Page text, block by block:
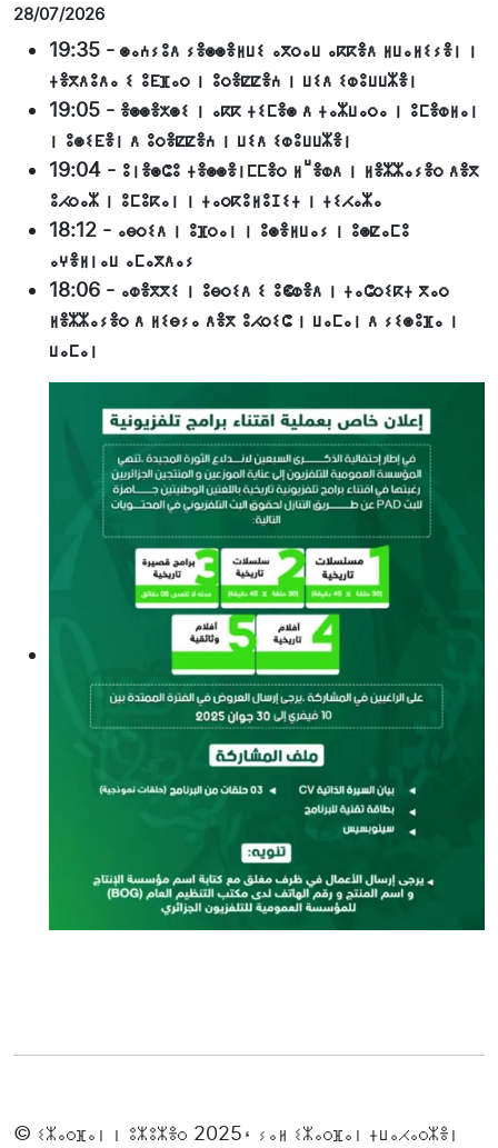
28/07/2026
19:35 - ⵙⴰⵄⵢⵓⴷ ⵢⴻⵙⵙⴻⵍⵡⵉ ⴰⴳⵔⴰⵡ ⴰⴽⴽⴻⴷ ⵍⵡⴰⵍⵉⵢⴻⵏ ⵏ
ⵜⴻⴳⴷⵓⴷⴰ ⵉ ⵓⴹⴼⴰⵔ ⵏ ⵓⵔⴻⵇⵇⴻⵄ ⵏ ⵡⵉⴷ ⵉⵀⵓⵡⵡⵣⴻⵏ
19:05 - ⴻⵙⵙⴻⵅⵙⵉ ⵏ ⴰⴽⴽ ⵜⵉⵎⴻⵙ ⴷ ⵜⴰⵣⵡⴰⵔⴰ ⵏ ⵓⵎⴻⵀⵍⴰⵏ
ⵏ ⵓⵙⵉⴹⴻⵏ ⴷ ⵓⵔⴻⵇⵇⴻⵄ ⵏ ⵡⵉⴷ ⵉⵀⵓⵡⵡⵣⴻⵏ
19:04 - ⵓⵏⴻⵙⵛⵓ ⵜⴻⵙⵙⴻⵏⵎⵎⴻⵔ ⵍⵯⴻⵀⴷ ⵏ ⵍⴻⵣⵣⴰⵢⴻⵔ ⴷⴻⴳ
ⵓⵃⵔⴰⵣ ⵏ ⵓⵎⵓⴽⴰⵏ ⵏ ⵜⴰⵔⴽⵓⵍⵓⵊⵉⵜ ⵏ ⵜⵉⵃⴰⵣⴰ
18:12 - ⴰⴱⵔⵉⴷ ⵏ ⵓⴼⵔⴰⵏ ⵏ ⵓⵙⴻⵍⵡⴰⵢ ⵏ ⵓⵙⵇⴰⵎⵓ
ⴰⵖⴻⵍⵏⴰⵡ ⴰⵎⴰⴳⴷⴰⵢ
18:06 - ⴰⵀⴻⴳⴳⵉ ⵏ ⵓⴱⵔⵉⴷ ⵉ ⵓⵞⵀⴻⴷ ⵏ ⵜⴰⵛⵔⵉⴽⵜ ⴳⴰⵔ
ⵍⴻⵣⵣⴰⵢⴻⵔ ⴷ ⵍⵉⴱⵢⴰ ⴷⴻⴳ ⵓⵃⵔⵉⵛ ⵏ ⵡⴰⵎⴰⵏ ⴷ ⵢⵉⵙⵓⴼⴰ ⵏ
ⵡⴰⵎⴰⵏ
© ⵉⵣⴰⵔⴼⴰⵏ ⵏ ⵓⵣⵓⵣⴻⵔ 2025، ⵢⴰⵍ ⵉⵣⴰⵔⴼⴰⵏ ⵜⵡⴰⵃⴰⵔⵣⴻⵏ